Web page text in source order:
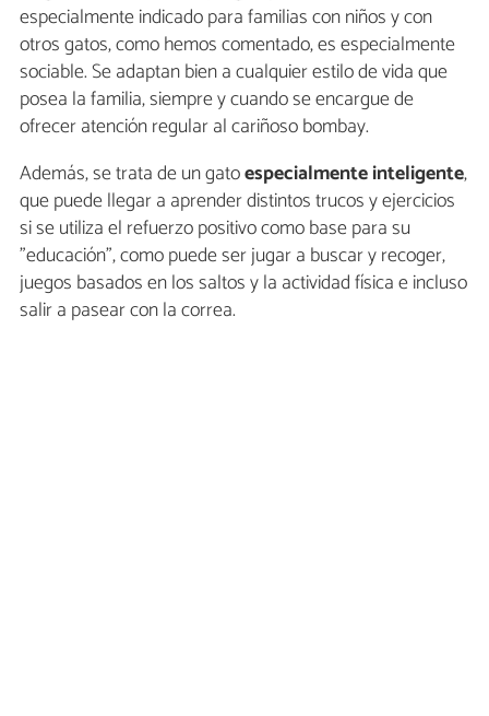
especialmente indicado para familias con niños y con
otros gatos, como hemos comentado, es especialmente
sociable. Se adaptan bien a cualquier estilo de vida que
posea la familia, siempre y cuando se encargue de
ofrecer atención regular al cariñoso bombay.
Además, se trata de un gatoespecialmente inteligente,
que puede llegar a aprender distintos trucos y ejercicios
si se utiliza el refuerzo positivo como base para su
"educación", como puede ser jugar a buscar y recoger,
juegos basados en los saltos y la actividad física e incluso
salir a pasear con la correa.